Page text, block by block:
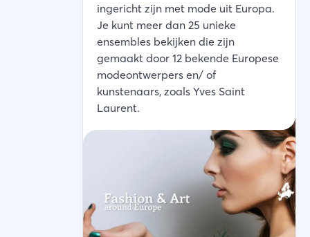
ingericht zijn met mode uit Europa.
Je kunt meer dan 25 unieke
ensembles bekijken die zijn
gemaakt door 12 bekende Europese
modeontwerpers en/ of
kunstenaars, zoals Yves Saint
Laurent.